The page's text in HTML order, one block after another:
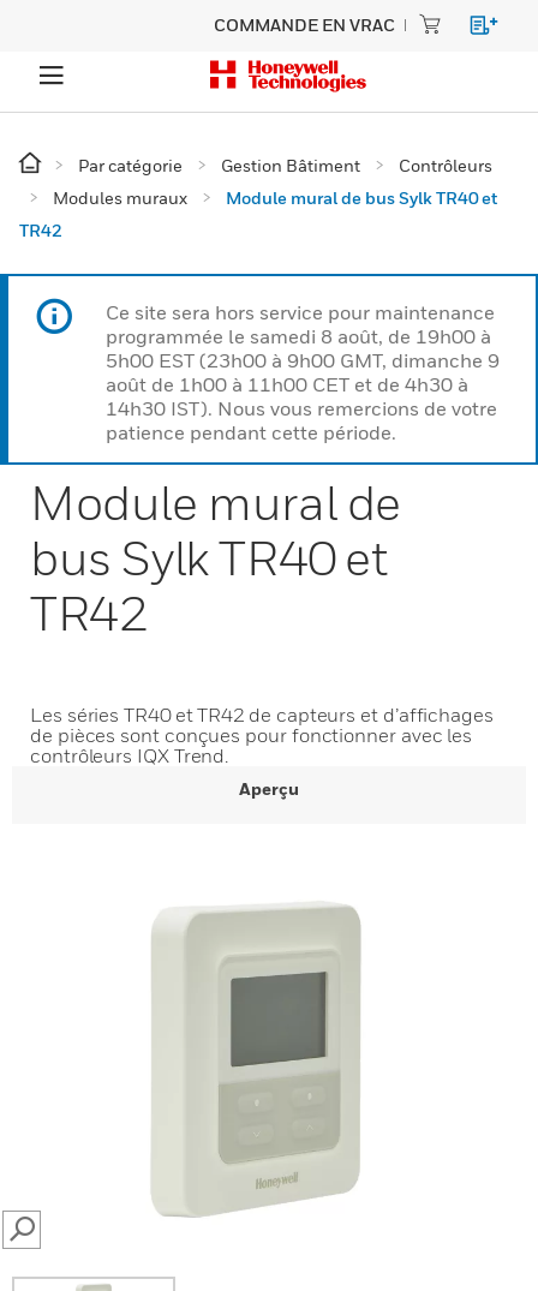
COMMANDE EN VRAC
Par catégorie Gestion Bâtiment
Contrôleurs
Modules muraux
Module mural de bus Sylk TR40 et
TR42
Ce site sera hors service pour maintenance
programmée le samedi 8 août, de 19h00 à
5h00 EST (23h00 à 9h00 GMT, dimanche 9
août de 1h00 à 11h00 CET et de 4h30 à
14h30 IST). Nous vous remercions de votre
patience pendant cette période.
Module mural de
bus Sylk TR40 et
TR42
Les séries TR40 et TR42 de capteurs et d’affichages
de pièces sont conçues pour fonctionner avec les
contrôleurs IQX Trend.
Aperçu
SEARCH